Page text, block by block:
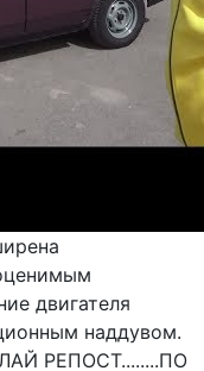
двигателя
наддувом.
РЕПОСТ........ПО